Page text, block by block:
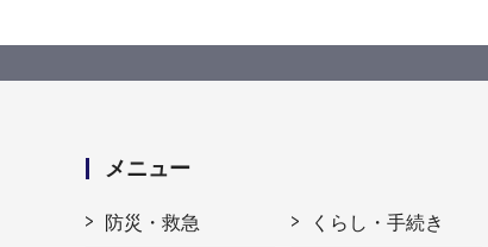
メニュー
防災・救急 くらし・手続き